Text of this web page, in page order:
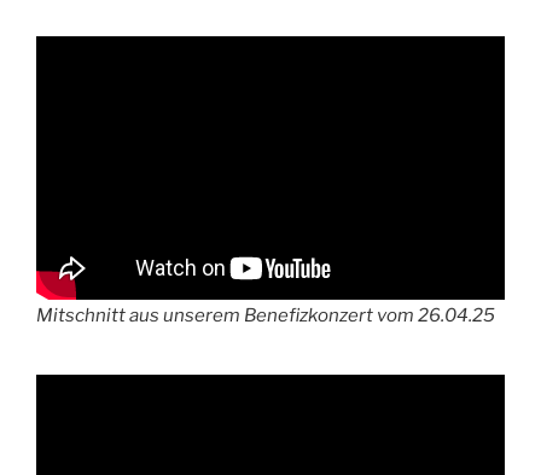
Mitschnitt aus unserem Benefizkonzert vom 26.04.25